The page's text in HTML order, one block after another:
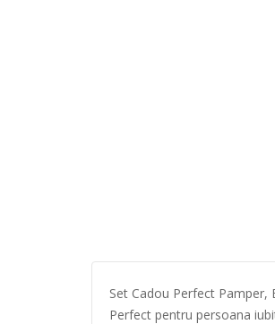
Set Cadou Perfect
Perfect pentru persoana